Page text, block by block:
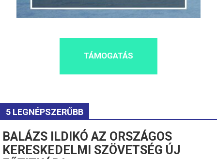
TÁMOGATÁS
5 LEGNÉPSZERŰBB
BALÁZS ILDIKÓ AZ ORSZÁGOS
KERESKEDELMI SZÖVETSÉG ÚJ